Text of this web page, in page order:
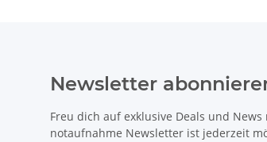
Newsletter
Freu dich auf exklusive Deals und
notaufnahme Newsletter ist jederzeit